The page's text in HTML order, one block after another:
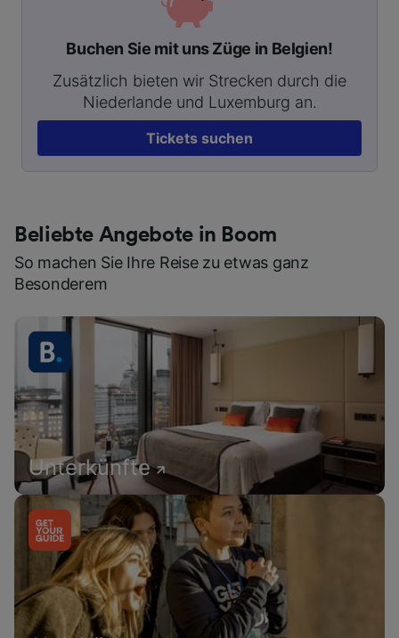
Buchen Sie mit uns Züge in Belgien!
Zusätzlich bieten wir Strecken durch die
Niederlande und Luxemburg an.
Tickets suchen
Beliebte Angebote in Boom
So machen Sie Ihre Reise zu etwas ganz
Besonderem
Unterkünfte